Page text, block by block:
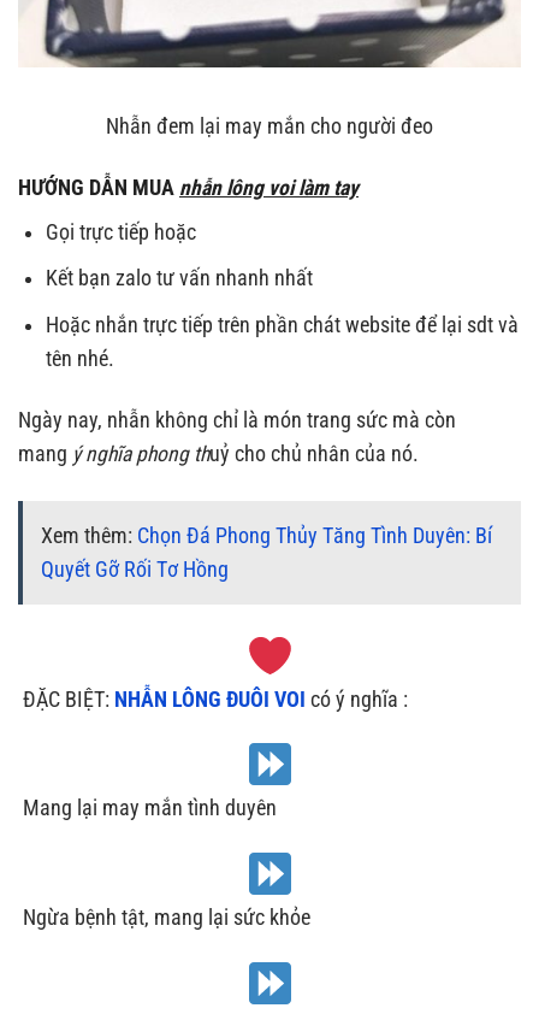
Nhẫn đem lại may mắn cho người đeo
HƯỚNG DẪN MUA nhẫn lông voi làm tay
Gọi trực tiếp hoặc
Kết bạn zalo tư vấn nhanh nhất
Hoặc nhắn trực tiếp trên phần chát website để lại sdt và
tên nhé.
Ngày nay, nhẫn không chỉ là món trang sức mà còn
mang ý nghĩa phong thuỷ cho chủ nhân của nó.
Xem thêm: Chọn Đá Phong Thủy Tăng Tình Duyên: Bí
Quyết Gỡ Rối Tơ Hồng
ĐẶC BIỆT: NHẪN LÔNG ĐUÔI VOI có ý nghĩa :
Mang lại may mắn tình duyên
Ngừa bệnh tật, mang lại sức khỏe